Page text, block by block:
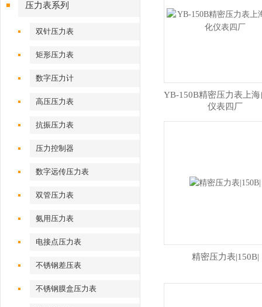
压力表系列
双针压力表
矩形压力表
数字压力计
高压压力表
抗振压力表
压力控制器
数字远传压力表
双管压力表
氨用压力表
电接点压力表
不锈钢差压表
不锈钢膜盒压力表
YB-150B精密压力表上
仪表四厂
精密压力表|150B|